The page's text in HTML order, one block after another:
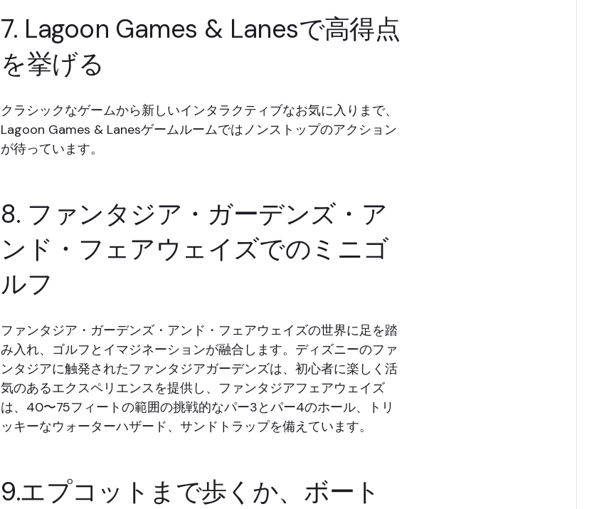
7. Lagoon Games & Lanesで高得点
を挙げる
クラシックなゲームから新しいインタラクティブなお気に入りまで、
Lagoon Games & Lanesゲームルームではノンストップのアクション
が待っています。
8. ファンタジア・ガーデンズ・ア
ンド・フェアウェイズでのミニゴ
ルフ
ファンタジア・ガーデンズ・アンド・フェアウェイズの世界に足を踏
み入れ、ゴルフとイマジネーションが融合します。ディズニーのファ
ンタジアに触発されたファンタジアガーデンズは、初心者に楽しく活
気のあるエクスペリエンスを提供し、ファンタジアフェアウェイズ
は、40〜75フィートの範囲の挑戦的なパー3とパー4のホール、トリ
ッキーなウォーターハザード、サンドトラップを備えています。
9.エプコットまで歩くか、ボート